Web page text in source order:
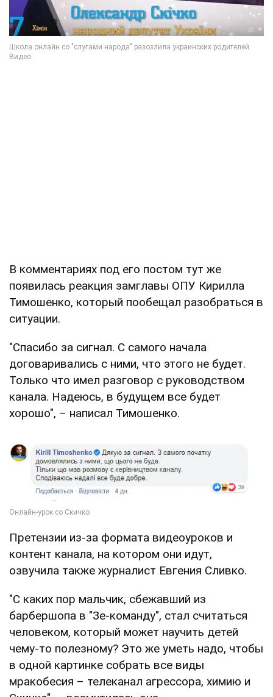
В комментариях под его постом тут же
появилась реакция замглавы ОПУ Кирилла
Тимошенко, который пообещал разобраться в
ситуации.
"Спасибо за сигнал. С самого начала
договаривались с ними, что этого не будет.
Только что имел разговор с руководством
канала. Надеюсь, в будущем все будет
хорошо", – написал Тимошенко.
Претензии из-за формата видеоуроков и
контент канала, на котором они идут,
озвучила также журналист Евгения Сливко.
"С каких пор мальчик, сбежавший из
барбершопа в "Зе-команду", стал считаться
человеком, который может научить детей
чему-то полезному? Это же уметь надо, чтобы
в одной картинке собрать все виды
мракобесия – телеканал агрессора, химию и